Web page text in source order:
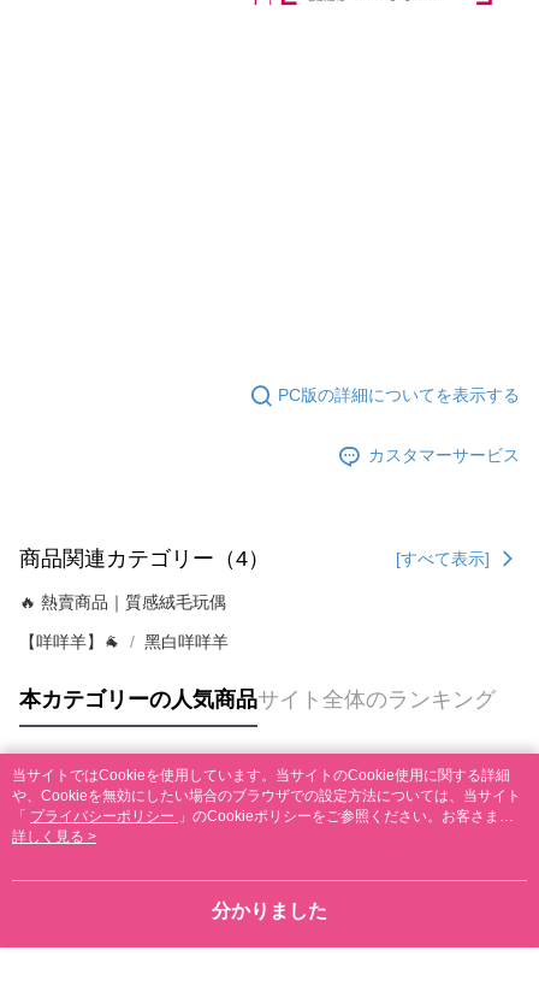
PC版の詳細についてを表示する
カスタマーサービス
商品関連カテゴリー（4） [すべて表示]
🔥 熱賣商品｜質感絨毛玩偶
【咩咩羊】🐐 黑白咩咩羊
本カテゴリーの人気商品サイト全体のランキング
人気タグ
当サイトではCookieを使用しています。当サイトのCookie使用に関する詳細
や、Cookieを無効にしたい場合のブラウザでの設定方法については、当サイト
「 プライバシーポリシー 」のCookieポリシーをご参照ください。お客さま
が、当サイトを引き続き使用される場合、当社がサイト利用規約のCookieポリ
詳しく見る >
分かりました